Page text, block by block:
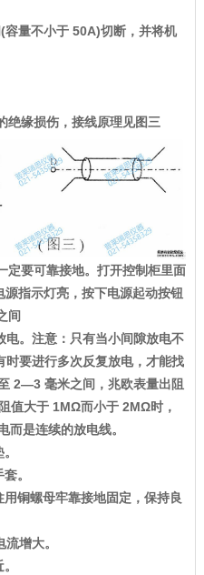
量不小于 50A)切断，并将机
缘损伤，接线原理见图三
要可靠接地。打开控制柜里面
指示灯亮，按下电源起动按钮
间
。注意：只有当小间隙放电不
要进行多次反复放电，才能找
2—3 毫米之间，兆欧表量出阻
值大于 1MΩ而小于 2MΩ时，
而是连续的放电线。
。
铜螺母牢靠接地固定，保持良
增大。